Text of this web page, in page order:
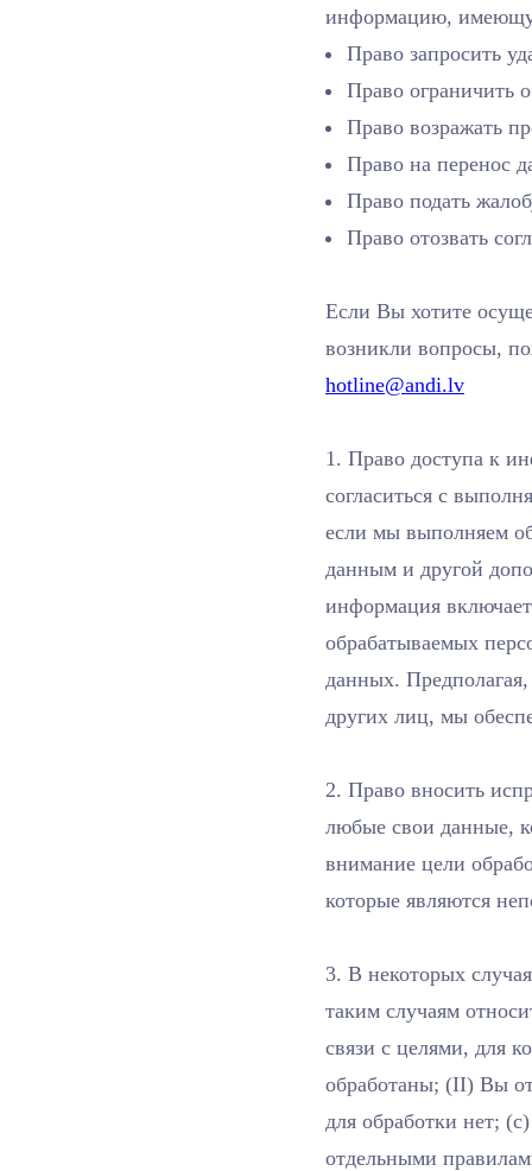
информацию,
Право запросить
Право ограничить
Право возражать
Право на перенос
Право подать
Право отозвать
Если Вы хотите
возникли вопросы,
hotline@andi.lv
1. Право доступа к
согласиться с
если мы выполняем
данным и другой
информация
обрабатываемых
данных.
других лиц, мы
2. Право вносить
любые свои данные,
внимание цели
которые являются
3. В некоторых
таким случаям
связи с целями, для
обработаны; (II) Вы
для обработки нет;
отдельными